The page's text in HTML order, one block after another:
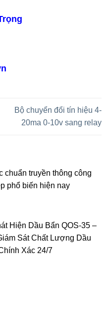
Bộ chuyển đổi tín hiệu 4-
20ma 0-10v sang relay
chuẩn truyền thông công
phổ biến hiện nay
Hiện Dầu Bẩn QOS-35 –
Sát Chất Lượng Dầu
Xác 24/7